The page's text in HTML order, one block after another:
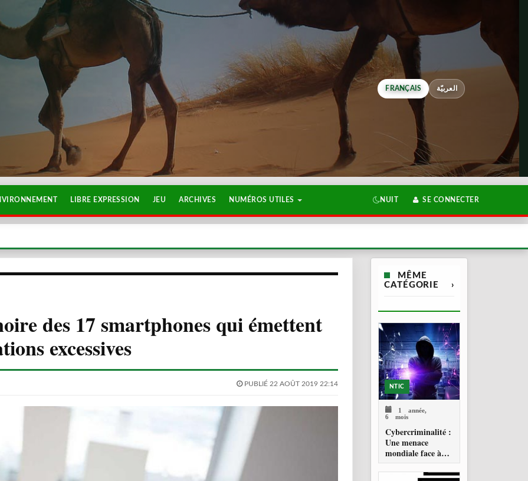
FRANÇAIS العربيّة
LIBRE EXPRESSION JEU ARCHIVES NUMÉROS UTILES NUIT SE CONNECTER
des 17 smartphones qui émettent
excessives
PUBLIÉ 22 AOÛT 2019 22:14
MÊME
CATÉGORIE
›
NTIC
1 année,
6 mois
Cybercriminalité :
Une menace
mondiale face à
une riposte
historique de